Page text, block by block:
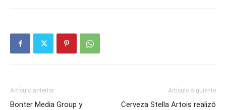
Artículo anterior
Bonter Media Group y
Artículo siguiente
Cerveza Stella Artois realizó